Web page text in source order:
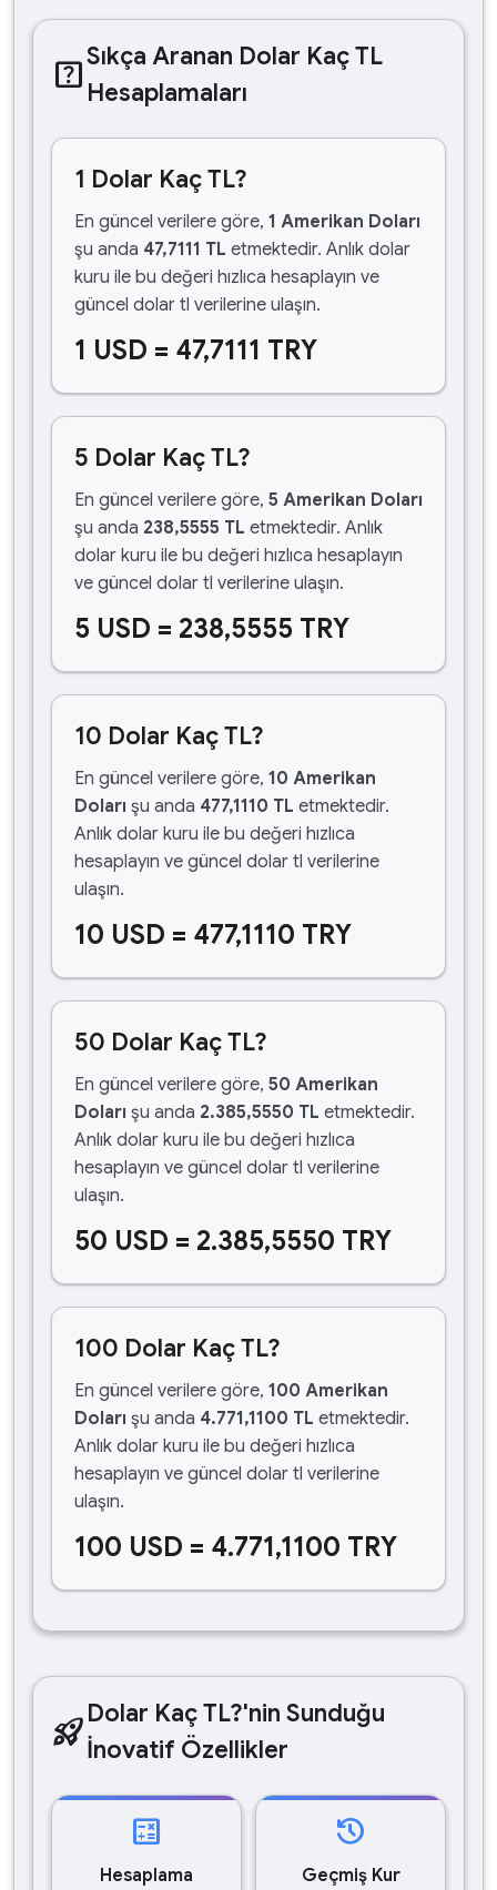
help_centerSıkça Aranan Dolar Kaç TL
Hesaplamaları
1 Dolar Kaç TL?
En güncel verilere göre, 1 Amerikan Doları
şu anda 47,7111 TL etmektedir. Anlık dolar
kuru ile bu değeri hızlıca hesaplayın ve
güncel dolar tl verilerine ulaşın.
1 USD = 47,7111 TRY
5 Dolar Kaç TL?
En güncel verilere göre, 5 Amerikan Doları
şu anda 238,5555 TL etmektedir. Anlık
dolar kuru ile bu değeri hızlıca hesaplayın
ve güncel dolar tl verilerine ulaşın.
5 USD = 238,5555 TRY
10 Dolar Kaç TL?
En güncel verilere göre, 10 Amerikan
Doları şu anda 477,1110 TL etmektedir.
Anlık dolar kuru ile bu değeri hızlıca
hesaplayın ve güncel dolar tl verilerine
ulaşın.
10 USD = 477,1110 TRY
50 Dolar Kaç TL?
En güncel verilere göre, 50 Amerikan
Doları şu anda 2.385,5550 TL etmektedir.
Anlık dolar kuru ile bu değeri hızlıca
hesaplayın ve güncel dolar tl verilerine
ulaşın.
50 USD = 2.385,5550 TRY
100 Dolar Kaç TL?
En güncel verilere göre, 100 Amerikan
Doları şu anda 4.771,1100 TL etmektedir.
Anlık dolar kuru ile bu değeri hızlıca
hesaplayın ve güncel dolar tl verilerine
ulaşın.
100 USD = 4.771,1100 TRY
rocket_launchDolar Kaç TL?'nin Sunduğu
İnovatif Özellikler
calculate
Hesaplama
history
Geçmiş Kur